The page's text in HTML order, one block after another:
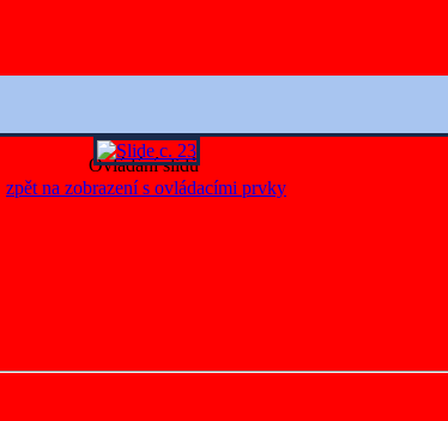
Ovládání slidů
zpět na zobrazení s ovládacími prvky